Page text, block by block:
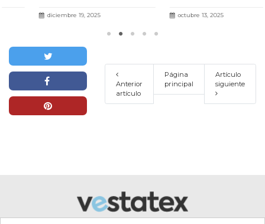
Turisme con resultados un 71 %
diciembre 19, 2025
octubre 13, 2025
Anterior
artículo
Página
principal
Artículo
siguiente